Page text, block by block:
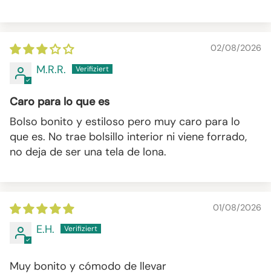
02/08/2026
M.R.R.
Caro para lo que es
Bolso bonito y estiloso pero muy caro para lo
que es. No trae bolsillo interior ni viene forrado,
no deja de ser una tela de lona.
01/08/2026
E.H.
Muy bonito y cómodo de llevar